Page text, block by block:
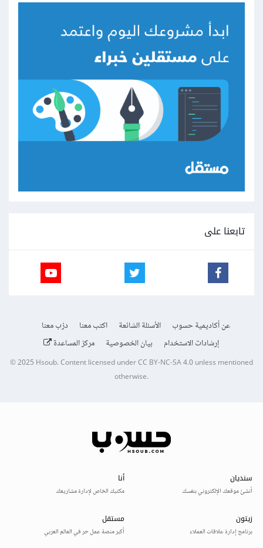
تابعنا على
عن أكاديمية حسوب الأسئلة الشائعة اكتب معنا
درّب معنا
إرشادات الاستخدام
بيان الخصوصية مركز المساعدة
© 2025Hsoub.Content licensed underCC BY-NC-SA 4.0unless mentioned
otherwise.